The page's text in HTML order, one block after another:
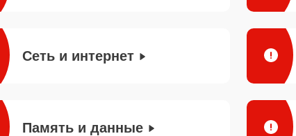
Сеть и интернет
Память и данные